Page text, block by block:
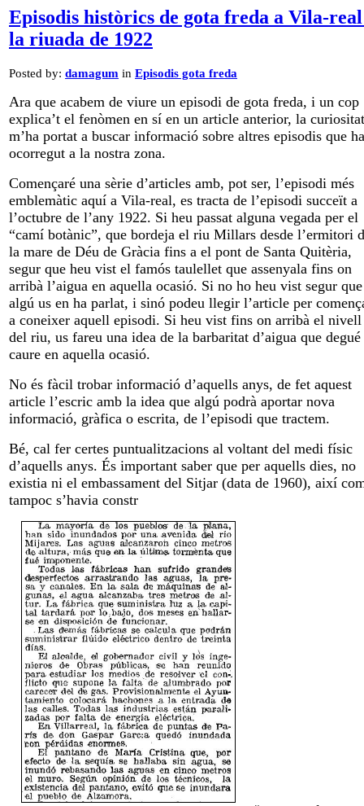
Episodis històrics de gota freda a Vila-
la riuada de 1922
Posted by: damagum in Episodis gota freda
Ara que acabem de viure un episodi de gota freda, i un cop
explica’t el fenòmen en sí en un article anterior, la curiositat
m’ha portat a buscar informació sobre altres episodis que
ocorregut a la nostra zona.
Començaré una sèrie d’articles amb, pot ser, l’episodi més
emblemàtic aquí a Vila-real, es tracta de l’episodi succeït a
l’octubre de l’any 1922. Si heu passat alguna vegada per el
“camí botànic”, que bordeja el riu Millars desde l’ermitori
la mare de Déu de Gràcia fins a el pont de Santa Quitèria,
segur que heu vist el famós taulellet que assenyala fins on
arribà l’aigua en aquella ocasió. Si no ho heu vist segur que
algú us en ha parlat, i sinó podeu llegir l’article per
a coneixer aquell episodi. Si heu vist fins on arribà el nivell
del riu, us fareu una idea de la barbaritat d’aigua que degué
caure en aquella ocasió.
No és fàcil trobar informació d’aquells anys, de fet aquest
article l’escric amb la idea que algú podrà aportar nova
informació, gràfica o escrita, de l’episodi que tractem.
Bé, cal fer certes puntualitzacions al voltant del medi físic
d’aquells anys. És important saber que per aquells dies, no
existia ni el embassament del Sitjar (data de 1960), així
tampoc s’havia constr